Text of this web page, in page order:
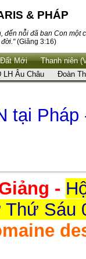
& PHÁP
đến nỗi đã ban Con một
(Giăng 3:16)
Mới
Thanh niên
LH Âu Châu Đoàn
tại Pháp
-
Sáu